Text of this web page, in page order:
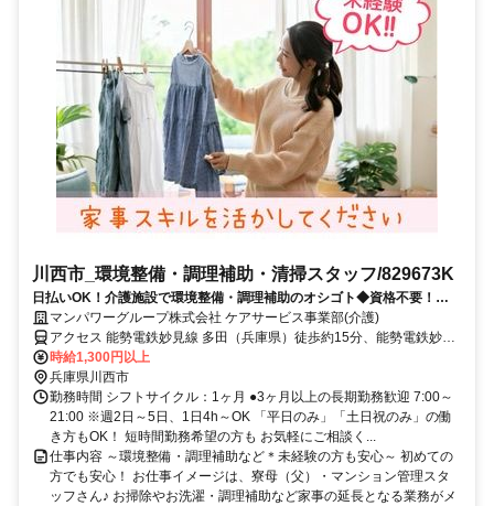
川西市_環境整備・調理補助・清掃スタッフ/829673K
日払いOK！介護施設で環境整備・調理補助のオシゴト◆資格不要！
【WEB・電話登録OK】
マンパワーグループ株式会社 ケアサービス事業部(介護)
アクセス 能勢電鉄妙見線 多田（兵庫県）徒歩約15分、能勢電鉄妙見
線 鼓滝徒歩約19分、能勢電鉄妙見線 鴬の森徒歩約24分 車・バイク通
勤OK（派遣先による）
時給1,300円以上
兵庫県川西市
勤務時間 シフトサイクル：1ヶ月 ●3ヶ月以上の長期勤務歓迎 7:00～
21:00 ※週2日～5日、1日4h～OK 「平日のみ」「土日祝のみ」の働
き方もOK！ 短時間勤務希望の方も お気軽にご相談く...
仕事内容 ～環境整備・調理補助など＊未経験の方も安心～ 初めての
方でも安心！ お仕事イメージは、寮母（父）・マンション管理スタ
ッフさん♪ お掃除やお洗濯・調理補助など家事の延長となる業務がメ